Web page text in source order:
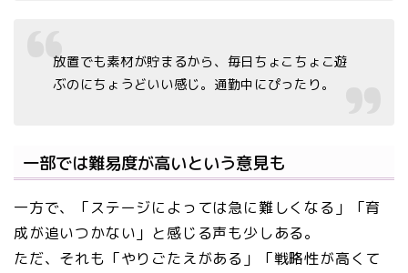
放置でも素材が貯まるから、毎日ちょこちょこ遊
ぶのにちょうどいい感じ。通勤中にぴったり。
一部では難易度が高いという意見も
一方で、「ステージによっては急に難しくなる」「育
成が追いつかない」と感じる声も少しある。
ただ、それも「やりごたえがある」「戦略性が高くて